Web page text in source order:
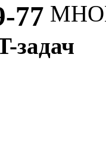
77
задач